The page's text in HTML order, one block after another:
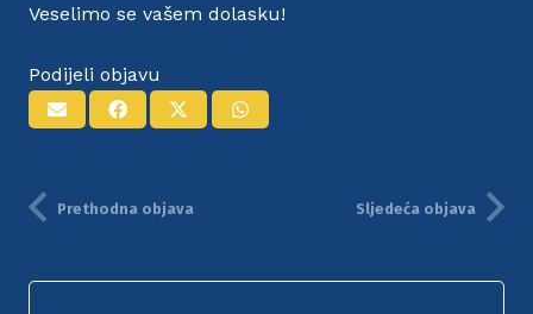
Veselimo se vašem dolasku!
Podijeli objavu
Prethodna objava Sljedeća objava